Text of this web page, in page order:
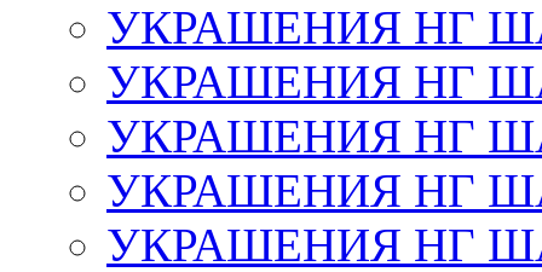
УКРАШЕНИЯ НГ
УКРАШЕНИЯ НГ
УКРАШЕНИЯ НГ
УКРАШЕНИЯ НГ
УКРАШЕНИЯ НГ